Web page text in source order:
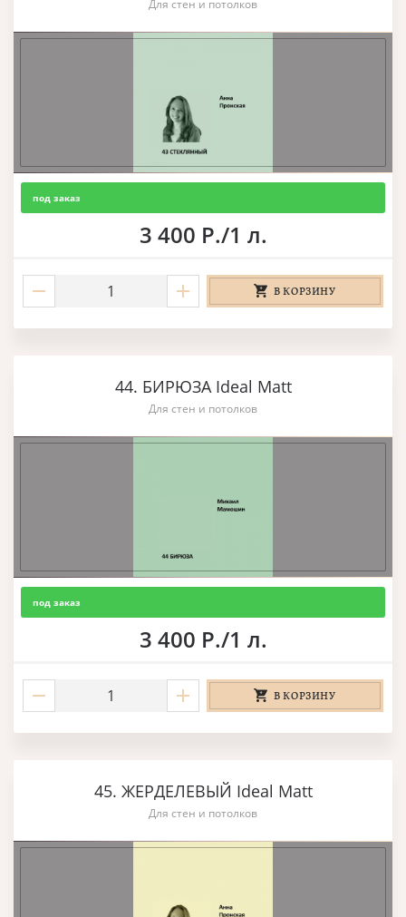
Для стен и потолков
под заказ
3 400 Р./1 л.
В КОРЗИНУ
44. БИРЮЗА Ideal Matt
Для стен и потолков
под заказ
3 400 Р./1 л.
В КОРЗИНУ
45. ЖЕРДЕЛЕВЫЙ Ideal Matt
Для стен и потолков